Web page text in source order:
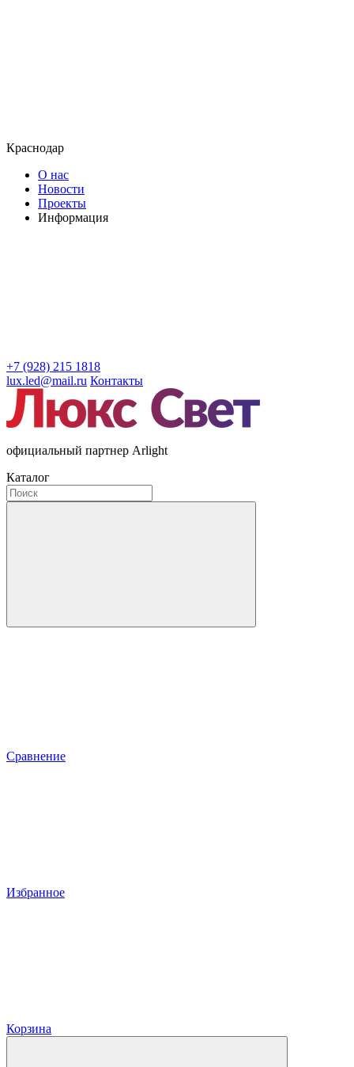
Краснодар
О нас
Новости
Проекты
Информация
+7 (928) 215 1818
lux.led@mail.ru Контакты
официальный партнер Arlight
Каталог
Сравнение
Избранное
Корзина